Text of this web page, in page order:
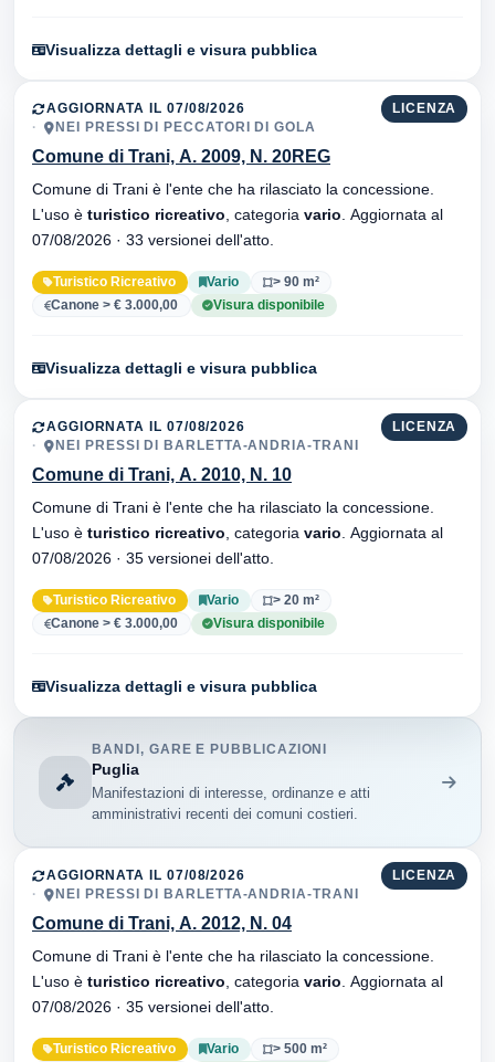
Visualizza dettagli e visura pubblica
LICENZA
AGGIORNATA IL 07/08/2026
NEI PRESSI DI PECCATORI DI GOLA
Comune di Trani, A. 2009, N. 20REG
Comune di Trani è l'ente che ha rilasciato la concessione.
L'uso è turistico ricreativo , categoria vario
07/08/2026 · 33 versionei dell'atto.
Turistico Ricreativo Vario
> 90 m²
Canone > € 3.000,00
Visura disponibile
Visualizza dettagli e visura pubblica
LICENZA
AGGIORNATA IL 07/08/2026
NEI PRESSI DI BARLETTA-ANDRIA-TRANI
Comune di Trani, A. 2010, N. 10
Comune di Trani è l'ente che ha rilasciato la concessione.
L'uso è turistico ricreativo , categoria vario
07/08/2026 · 35 versionei dell'atto.
Turistico Ricreativo Vario
> 20 m²
Canone > € 3.000,00
Visura disponibile
Visualizza dettagli e visura pubblica
BANDI, GARE E PUBBLICAZIONI
Puglia
Manifestazioni di interesse, ordinanze e atti
amministrativi recenti dei comuni costieri.
LICENZA
AGGIORNATA IL 07/08/2026
NEI PRESSI DI BARLETTA-ANDRIA-TRANI
Comune di Trani, A. 2012, N. 04
Comune di Trani è l'ente che ha rilasciato la concessione.
L'uso è turistico ricreativo , categoria vario
07/08/2026 · 35 versionei dell'atto.
Turistico Ricreativo Vario
> 500 m²